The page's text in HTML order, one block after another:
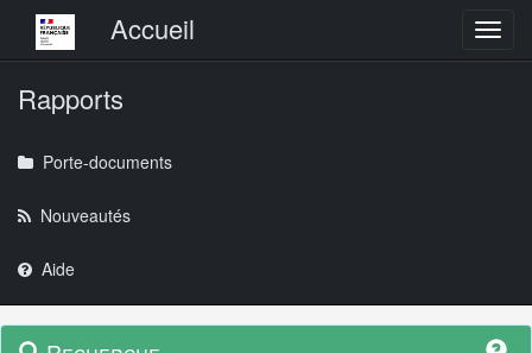
Menu principalAccueil
Rapports
Porte-documents
Nouveautés
Aide
Navigation
Menu